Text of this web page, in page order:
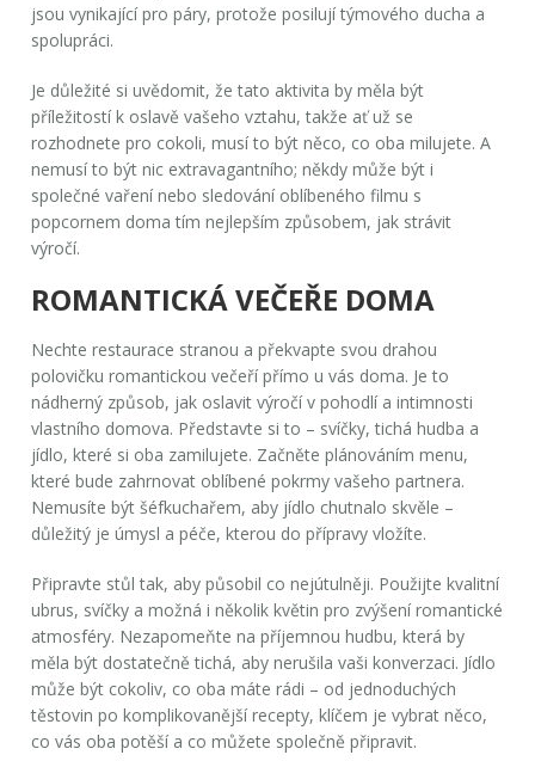
jsou vynikající pro páry, protože posilují týmového ducha a
spolupráci.
Je důležité si uvědomit, že tato aktivita by měla být
příležitostí k oslavě vašeho vztahu, takže ať už se
rozhodnete pro cokoli, musí to být něco, co oba milujete. A
nemusí to být nic extravagantního; někdy může být i
společné vaření nebo sledování oblíbeného filmu s
popcornem doma tím nejlepším způsobem, jak strávit
výročí.
ROMANTICKÁ VEČEŘE DOMA
Nechte restaurace stranou a překvapte svou drahou
polovičku romantickou večeří přímo u vás doma. Je to
nádherný způsob, jak oslavit výročí v pohodlí a intimnosti
vlastního domova. Představte si to – svíčky, tichá hudba a
jídlo, které si oba zamilujete. Začněte plánováním menu,
které bude zahrnovat oblíbené pokrmy vašeho partnera.
Nemusíte být šéfkuchařem, aby jídlo chutnalo skvěle –
důležitý je úmysl a péče, kterou do přípravy vložíte.
Připravte stůl tak, aby působil co nejútulněji. Použijte kvalitní
ubrus, svíčky a možná i několik květin pro zvýšení romantické
atmosféry. Nezapomeňte na příjemnou hudbu, která by
měla být dostatečně tichá, aby nerušila vaši konverzaci. Jídlo
může být cokoliv, co oba máte rádi – od jednoduchých
těstovin po komplikovanější recepty, klíčem je vybrat něco,
co vás oba potěší a co můžete společně připravit.